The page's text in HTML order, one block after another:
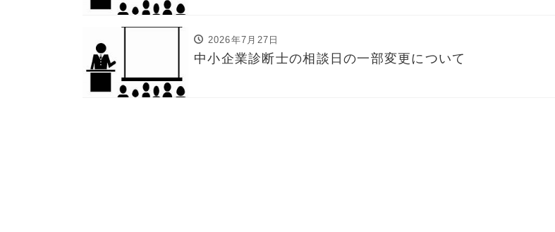
2026年7月27日
中小企業診断士の相談日の一部変更について